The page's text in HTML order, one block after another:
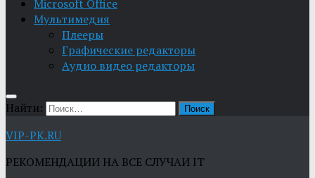
Microsoft Office
Мультимедия
Плееры
Графические редакторы
Aудио видео редакторы
Найти:
VIP-PK.RU
РЕКОМЕНДАЦИИ НА ВСЕ СЛУЧАИ IT